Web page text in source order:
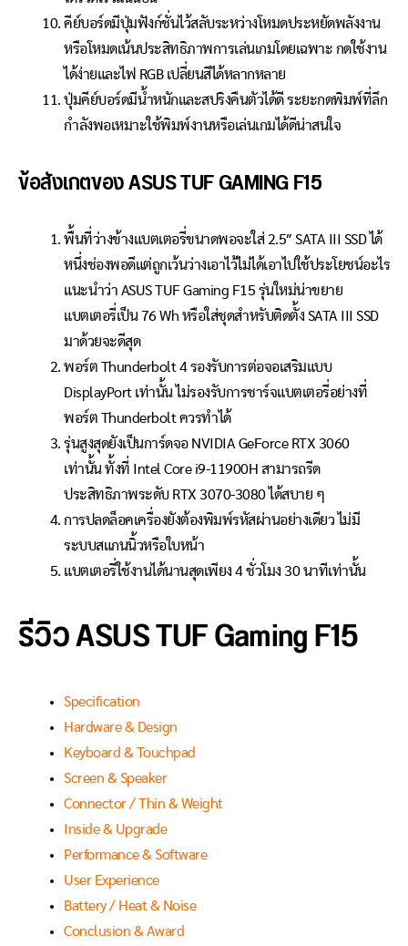
คีย์บอร์ดมีปุ่มฟังก์ชั่นไว้สลับระหว่างโหมดประหยัดพลังงาน
หรือโหมดเน้นประสิทธิภาพการเล่นเกมโดยเฉพาะ กดใช้งาน
ได้ง่ายและไฟ RGB เปลี่ยนสีได้หลากหลาย
ปุ่มคีย์บอร์ดมีน้ำหนักและสปริงคืนตัวได้ดี ระยะกดพิมพ์ที่ลึก
กำลังพอเหมาะใช้พิมพ์งานหรือเล่นเกมได้ดีน่าสนใจ
ข้อสังเกตของ ASUS TUF GAMING F15
พื้นที่ว่างข้างแบตเตอรี่ขนาดพอจะใส่ 2.5″ SATA III SSD ได้
หนึ่งช่องพอดีแต่ถูกเว้นว่างเอาไว้ไม่ได้เอาไปใช้ประโยชน์อะไร
แนะนำว่า ASUS TUF Gaming F15 รุ่นใหม่น่าขยาย
แบตเตอรี่เป็น 76 Wh หรือใส่ชุดสำหรับติดตั้ง SATA III SSD
มาด้วยจะดีสุด
พอร์ต Thunderbolt 4 รองรับการต่อจอเสริมแบบ
DisplayPort เท่านั้น ไม่รองรับการชาร์จแบตเตอรี่อย่างที่
พอร์ต Thunderbolt ควรทำได้
รุ่นสูงสุดยังเป็นการ์ดจอ NVIDIA GeForce RTX 3060
เท่านั้น ทั้งที่ Intel Core i9-11900H สามารถรีด
ประสิทธิภาพระดับ RTX 3070-3080 ได้สบาย ๆ
การปลดล็อคเครื่องยังต้องพิมพ์รหัสผ่านอย่างเดียว ไม่มี
ระบบสแกนนิ้วหรือใบหน้า
แบตเตอรี่ใช้งานได้นานสุดเพียง 4 ชั่วโมง 30 นาทีเท่านั้น
รีวิว ASUS TUF Gaming F15
Specification
Hardware & Design
Keyboard & Touchpad
Screen & Speaker
Connector / Thin & Weight
Inside & Upgrade
Performance & Software
User Experience
Battery / Heat & Noise
Conclusion & Award